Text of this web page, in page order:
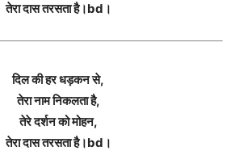
तेरा दास तरसता है।bd।
दिल की हर धड़कन से,
तेरा नाम निकलता है,
तेरे दर्शन को मोहन,
तेरा दास तरसता है।bd।